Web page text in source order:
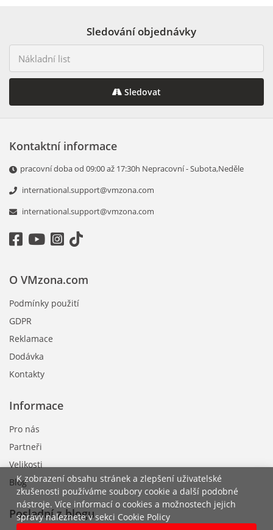
K zobrazení obsahu stránek a zlepšení uživatelské
zkušenosti používáme soubory cookie a další podobné
nástroje. Více informací o cookies a možnostech jejich
správy naleznete v sekci Cookie Policy
Sledování objednávky
Sledovat
Kontaktní informace
pracovní doba od 09:00 až 17:30h Nepracovní - Subota,Neděle
international.support@vmzona.com
international.support@vmzona.com
Informace
Pro nás
Partneři
Velikosti
Blog
O VMzona.com
Podmínky použití
GDPR
Reklamace
Dodávka
Kontakty
Poslední z blogu